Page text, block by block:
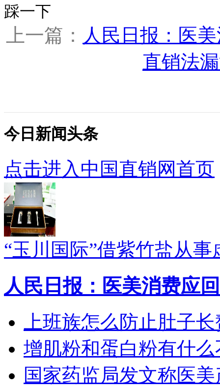
踩一下
上一篇： 人民日报：医
直销法
今日新闻头条
点击进入中国直销网首页
“玉川国际”借紫竹盐从
人民日报：医美消费应
上班族怎么防止肚子
增肌粉和蛋白粉有什么
国家药监局发文称医